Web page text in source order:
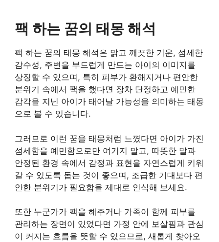
팩 하는 꿈의 태몽 해석
팩 하는 꿈의 태몽 해석은 맑고 깨끗한 기운, 섬세한
감수성, 주변을 부드럽게 만드는 아이의 이미지를
상징할 수 있으며, 특히 피부가 환해지거나 편안한
분위기 속에서 팩을 했다면 장차 단정하고 예민한
감각을 지닌 아이가 태어날 가능성을 의미하는 태몽
으로 볼 수 있습니다.
그러므로 이런 꿈을 태몽처럼 느꼈다면 아이가 가진
섬세함을 예민함으로만 여기지 말고, 따뜻한 말과
안정된 환경 속에서 감정과 표현을 자연스럽게 키워
갈 수 있도록 돕는 것이 좋으며, 조급한 기대보다 편
안한 분위기가 필요함을 제대로 인식해 보세요.
또한 누군가가 팩을 해주거나 가족이 함께 피부를
관리하는 장면이 있었다면 가정 안에 보살핌과 관심
이 커지는 흐름을 뜻할 수 있으므로, 새롭게 찾아오